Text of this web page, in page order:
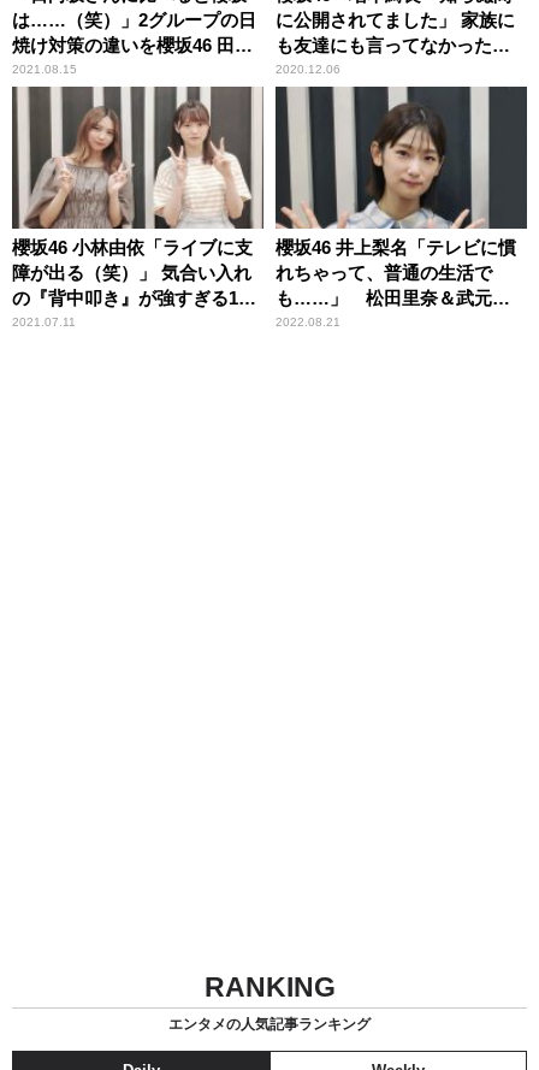
は……（笑）」2グループの日
焼け対策の違いを櫻坂46 田村
保乃＆尾関梨香が振り返る
2021.08.15
に公開されてました」 家族に
も友達にも言ってなかった事
実に井上梨名もびっくり
2020.12.06
櫻坂46 小林由依「ライブに支
障が出る（笑）」 気合い入れ
の『背中叩き』が強すぎる1期
生メンバーを2期生・増本綺良
2021.07.11
櫻坂46 井上梨名「テレビに慣
れちゃって、普通の生活で
も……」 松田里奈＆武元唯
衣と行ったデパートで取って
2022.08.21
RANKING
エンタメの人気記事ランキング